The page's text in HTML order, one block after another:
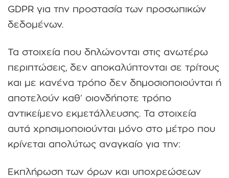
GDPR για την προστασία των προσωπικών
δεδομένων.
Τα στοιχεία που δηλώνονται στις ανωτέρω
περιπτώσεις, δεν αποκαλύπτονται σε τρίτους
και με κανένα τρόπο δεν δημοσιοποιούνται ή
αποτελούν καθ’ οιονδήποτε τρόπο
αντικείμενο εκμετάλλευσης. Τα στοιχεία
αυτά χρησιμοποιούνται μόνο στο μέτρο που
κρίνεται απολύτως αναγκαίο για την:
Εκπλήρωση των όρων και υποχρεώσεων